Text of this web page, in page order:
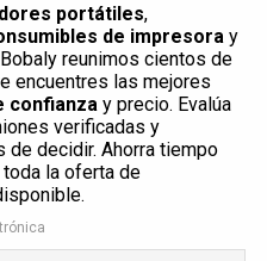
portátiles,
de impresora y
reunimos cientos de
encuentres las mejores
confianza y precio. Evalúa
verificadas y
de decidir. Ahorra tiempo
la oferta de